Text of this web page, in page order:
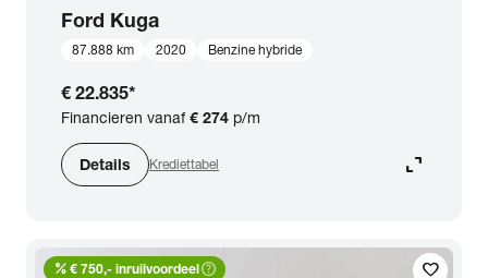
Ford Kuga
87.888 km 2020 Benzine hybride
€ 22.835*
Financieren vanaf€ 274 p/m
Details Krediettabel expand_content
favorite
percent € 750,- inruilvoordeelhelp_outline